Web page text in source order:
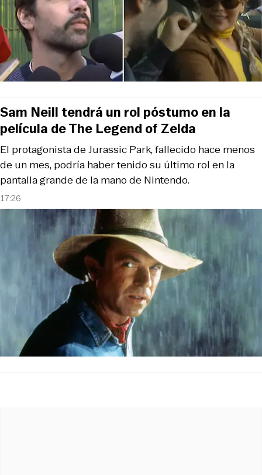
17:26
El protagonista de Jurassic Park, fallecido hace menos
de un mes, podría haber tenido su último rol en la
pantalla grande de la mano de Nintendo.
Sam Neill tendrá un rol póstumo en la
película de The Legend of Zelda